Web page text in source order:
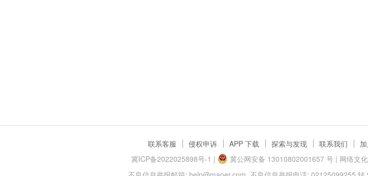
联系客服 侵权申诉 APP 下载 探索与发现 联系我们
冀ICP备2022025898号-1 | 冀公网安备 13010802001657 号| 网络文